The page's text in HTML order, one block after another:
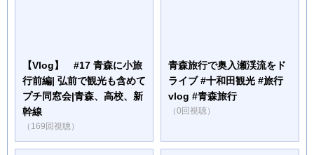
【Vlog】 #17 青森に小旅
行前編| 弘前で観光も含めて
プチ同窓会|青森、高校、新
幹線
（169回視聴）
青森旅行で奥入瀬渓流をド
ライブ #十和田観光 #旅行
vlog #青森旅行
（0回視聴）